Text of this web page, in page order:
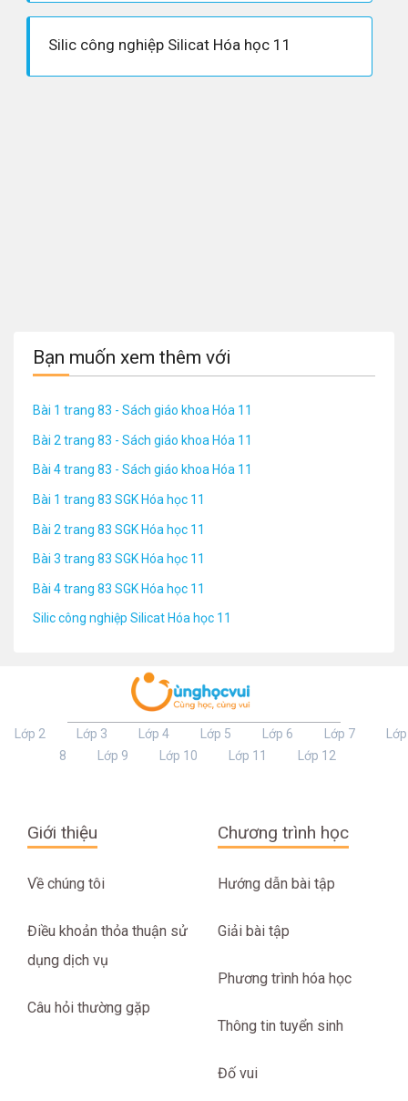
Silic công nghiệp Silicat Hóa học 11
Bạn muốn xem thêm với
Bài 1 trang 83 - Sách giáo khoa Hóa 11
Bài 2 trang 83 - Sách giáo khoa Hóa 11
Bài 4 trang 83 - Sách giáo khoa Hóa 11
Bài 1 trang 83 SGK Hóa học 11
Bài 2 trang 83 SGK Hóa học 11
Bài 3 trang 83 SGK Hóa học 11
Bài 4 trang 83 SGK Hóa học 11
Silic công nghiệp Silicat Hóa học 11
Lớp 2 Lớp 3 Lớp 4 Lớp 5 Lớp 6 Lớp 7
Lớp
8
Lớp 9 Lớp 10 Lớp 11 Lớp 12
Giới thiệu
Về chúng tôi
Điều khoản thỏa thuận sử
dụng dịch vụ
Câu hỏi thường gặp
Chương trình học
Hướng dẫn bài tập
Giải bài tập
Phương trình hóa học
Thông tin tuyển sinh
Đố vui